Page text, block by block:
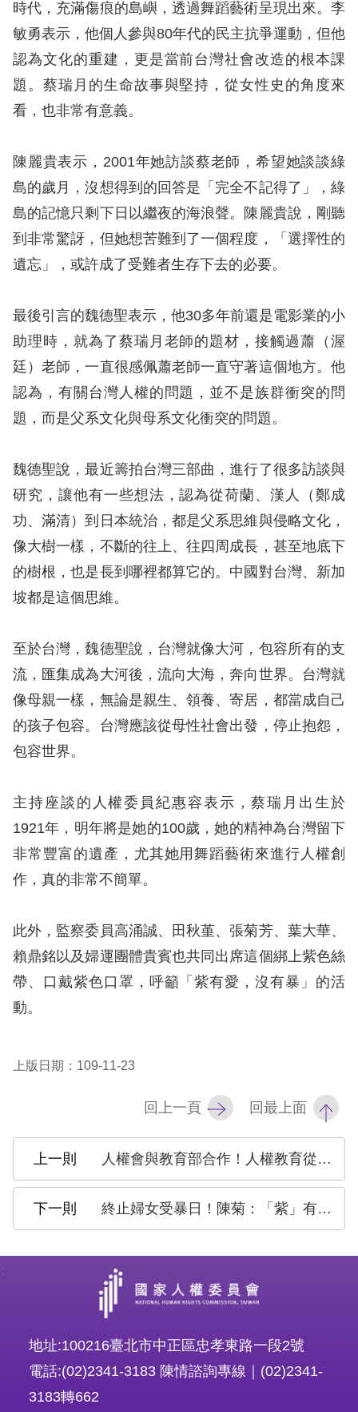
網
站
安
全
政
隱
私
權
保
政
策
政
府
網
資
料
開
放
宣
告
無
障
礙
網
頁
言
時代，充滿傷痕的島嶼，透過舞蹈藝術呈現出來。李
敏勇表示，他個人參與80年代的民主抗爭運動，但他
認為文化的重建，更是當前台灣社會改造的根本課
題。蔡瑞月的生命故事與堅持，從女性史的角度來
看，也非常有意義。
陳麗貴表示，2001年她訪談蔡老師，希望她談談綠
島的歲月，沒想得到的回答是「完全不記得了」，綠
島的記憶只剩下日以繼夜的海浪聲。陳麗貴說，剛聽
到非常驚訝，但她想苦難到了一個程度，「選擇性的
遺忘」，或許成了受難者生存下去的必要。
最後引言的魏德聖表示，他30多年前還是電影業的小
助理時，就為了蔡瑞月老師的題材，接觸過蕭（渥
廷）老師，一直很感佩蕭老師一直守著這個地方。他
認為，有關台灣人權的問題，並不是族群衝突的問
題，而是父系文化與母系文化衝突的問題。
魏德聖說，最近籌拍台灣三部曲，進行了很多訪談與
研究，讓他有一些想法，認為從荷蘭、漢人（鄭成
功、滿清）到日本統治，都是父系思維與侵略文化，
像大樹一樣，不斷的往上、往四周成長，甚至地底下
的樹根，也是長到哪裡都算它的。中國對台灣、新加
坡都是這個思維。
至於台灣，魏德聖說，台灣就像大河，包容所有的支
流，匯集成為大河後，流向大海，奔向世界。台灣就
像母親一樣，無論是親生、領養、寄居，都當成自己
的孩子包容。台灣應該從母性社會出發，停止抱怨，
包容世界。
主持座談的人權委員紀惠容表示，蔡瑞月出生於
1921年，明年將是她的100歲，她的精神為台灣留下
非常豐富的遺產，尤其她用舞蹈藝術來進行人權創
作，真的非常不簡單。
此外，監察委員高涌誠、田秋堇、張菊芳、葉大華、
賴鼎銘以及婦運團體貴賓也共同出席這個綁上紫色絲
帶、口戴紫色口罩，呼籲「紫有愛，沒有暴」的活
動。
上版日期：109-11-23
回上一頁 回最上面
人權會與教育部合作！人權教育從師資培育開始
終止婦女受暴日！陳菊：「紫」有愛沒有暴
地址:100216臺北市中正區忠孝東路一段2號
電話:(02)2341-3183 陳情諮詢專線｜(02)2341-
3183轉662